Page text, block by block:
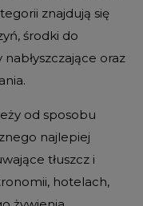
znajdują się
środki do
oraz
od sposobu
najlepiej
tłuszcz i
hotelach,